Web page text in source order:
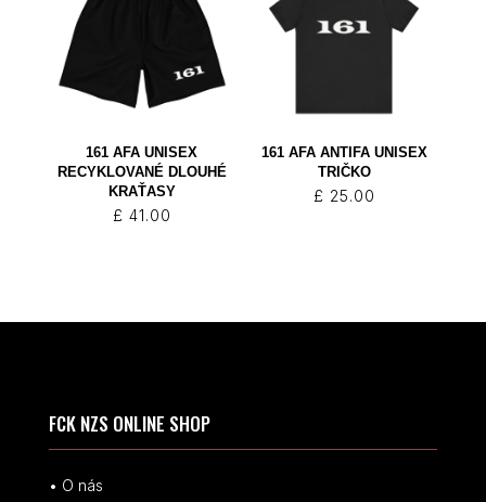
161 AFA UNISEX
RECYKLOVANÉ DLOUHÉ
KRAŤASY
£ 41.00
161 AFA ANTIFA UNISEX
TRIČKO
£ 25.00
FCK NZS ONLINE SHOP
• O nás